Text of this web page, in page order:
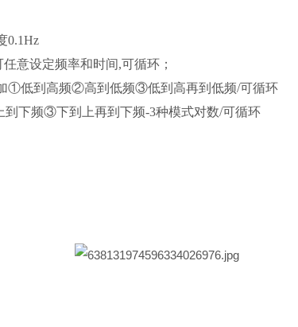
0.1Hz
意设定频率和时间,可循环；
①低到高频②高到低频③低到高再到低频/可循环
下频③下到上再到下频-3种模式对数/可循环